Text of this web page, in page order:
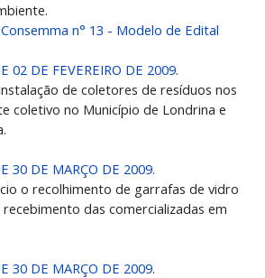
n° 13 - Modelo de Edital
02 DE FEVEREIRO DE 2009.
de coletores de resíduos nos
coletivo no Município de Londrina e
30 DE MARÇO DE 2009.
o recolhimento de garrafas de vidro
das comercializadas em
30 DE MARÇO DE 2009.